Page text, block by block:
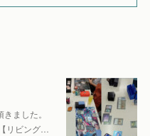
ました。
リビング…